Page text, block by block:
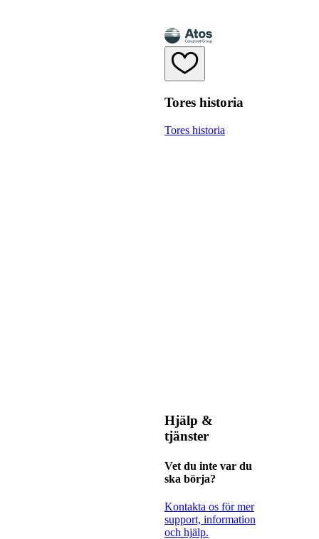
Tores historia
Tores historia
Hjälp &
tjänster
Vet du inte var du
ska börja?
Kontakta os för mer
support, information
och hjälp.